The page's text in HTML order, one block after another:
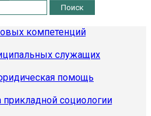
компетенций
служащих
помощь
социологии